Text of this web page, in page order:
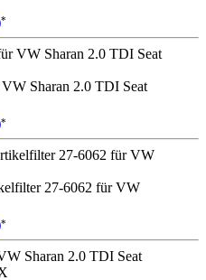
*
Sharan 2.0 TDI Seat
*
27-6062 für VW
*